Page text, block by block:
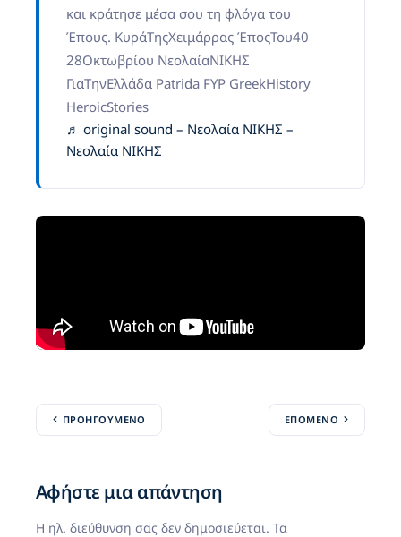
και κράτησε μέσα σου τη φλόγα του
Έπους. ΚυράΤηςΧειμάρρας ΈποςΤου40
28Οκτωβρίου ΝεολαίαΝΙΚΗΣ
ΓιαΤηνΕλλάδα Patrida FYP GreekHistory
HeroicStories
♬ original sound – Νεολαία ΝΙΚΗΣ –
Νεολαία ΝΙΚΗΣ
ΠΡΟΗΓΟΎΜΕΝΟ ΕΠΌΜΕΝΟ
Αφήστε μια απάντηση
Η ηλ. διεύθυνση σας δεν δημοσιεύεται. Τα